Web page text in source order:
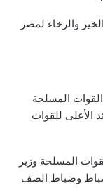
والرخاء لمصر
المسلحة
الأعلى للقوات
المسلحة وزير
وضباط الصف